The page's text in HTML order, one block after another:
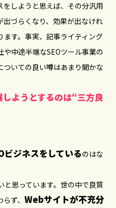
しようと思えば、その分汎用
づらくなり、効果が出なけれ
す。事実、記事ライティング
中途半端なSEOツール事業の
いての良い噂はあまり聞かな
ようとするのは“三方良
ビジネスをしているのはな
と思っています。世の中で良質
ず、 Webサイトが不充分